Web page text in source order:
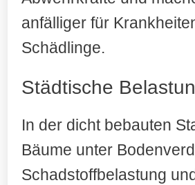
anfälliger für
Schädlinge.
Städtische
In der dicht bebauten
Bäume unter
Schadstoffbelastung